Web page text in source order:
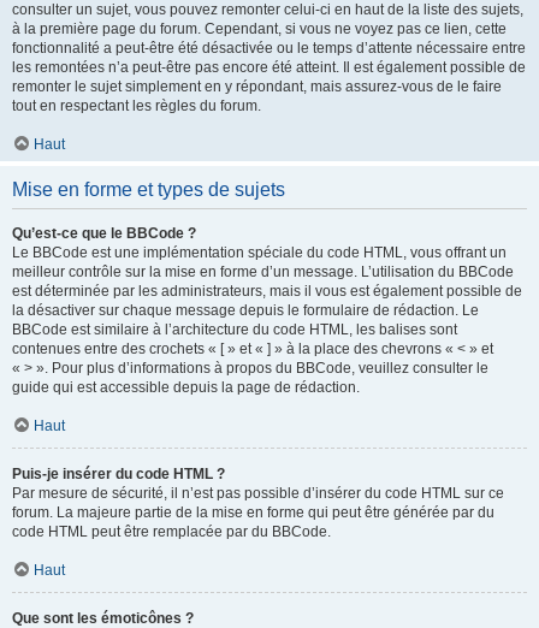
consulter un sujet, vous pouvez remonter celui-ci en haut de la liste des sujets,
à la première page du forum. Cependant, si vous ne voyez pas ce lien, cette
fonctionnalité a peut-être été désactivée ou le temps d’attente nécessaire entre
les remontées n’a peut-être pas encore été atteint. Il est également possible de
remonter le sujet simplement en y répondant, mais assurez-vous de le faire
tout en respectant les règles du forum.
Haut
Mise en forme et types de sujets
Qu’est-ce que le BBCode ?
Le BBCode est une implémentation spéciale du code HTML, vous offrant un
meilleur contrôle sur la mise en forme d’un message. L’utilisation du BBCode
est déterminée par les administrateurs, mais il vous est également possible de
la désactiver sur chaque message depuis le formulaire de rédaction. Le
BBCode est similaire à l’architecture du code HTML, les balises sont
contenues entre des crochets « [ » et « ] » à la place des chevrons « < » et
« > ». Pour plus d’informations à propos du BBCode, veuillez consulter le
guide qui est accessible depuis la page de rédaction.
Haut
Puis-je insérer du code HTML ?
Par mesure de sécurité, il n’est pas possible d’insérer du code HTML sur ce
forum. La majeure partie de la mise en forme qui peut être générée par du
code HTML peut être remplacée par du BBCode.
Haut
Que sont les émoticônes ?